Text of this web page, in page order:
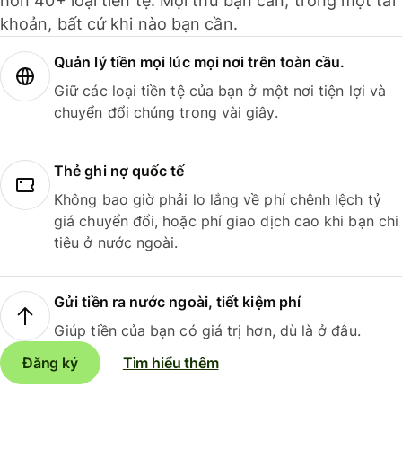
khoản, bất cứ khi nào bạn cần.
Quản lý tiền mọi lúc mọi nơi trên toàn cầu.
Giữ các loại tiền tệ của bạn ở một nơi tiện lợi và
chuyển đổi chúng trong vài giây.
Thẻ ghi nợ quốc tế
Không bao giờ phải lo lắng về phí chênh lệch tỷ
giá chuyển đổi, hoặc phí giao dịch cao khi bạn chi
tiêu ở nước ngoài.
Gửi tiền ra nước ngoài, tiết kiệm phí
Giúp tiền của bạn có giá trị hơn, dù là ở đâu.
Đăng ký
Tìm hiểu thêm